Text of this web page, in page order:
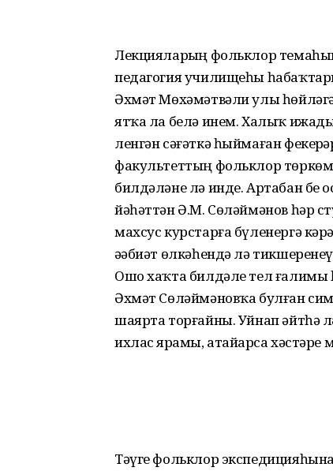
Лекцияларҙың фольклор
педагогия учи­лищеһы
Әхмәт Мөхәмәтвәли улы
ятҡа ла бе­лә инем. Халыҡ
ленгән сәғәткә һыймаған
факультеттың фольклор
билдәләне лә инде. Артабан
йәһәттән Ә.М. Сөләймәнов һәр
махсус курстарға бүленергә
әҙәбиәт өлкәһендә лә
Ошо хаҡта билдәле тел ғалимы
Әхмәт Сөләй­мәновҡа булған
шаярта торғайны. Уйнап әйт­һә
ихлас ярҙа­мы, атайҙарса
Тәүге фольклор экспедиция­һына